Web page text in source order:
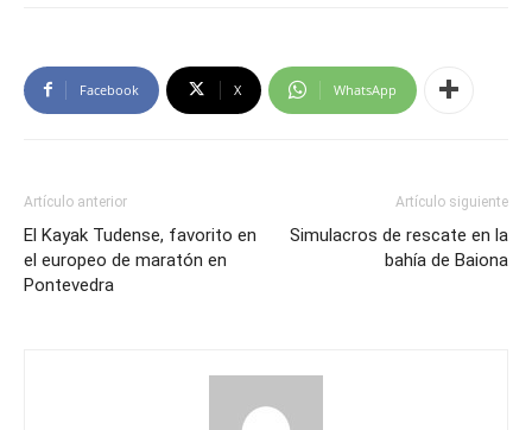
Facebook X WhatsApp
Artículo anterior
El Kayak Tudense, favorito en
el europeo de maratón en
Pontevedra
Artículo siguiente
Simulacros de rescate en la
bahía de Baiona